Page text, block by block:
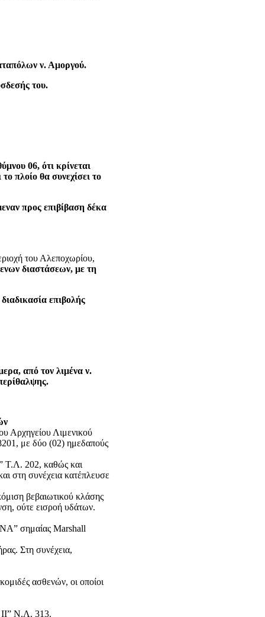
ν. Αμοργού.
του.
06, ότι κρίνεται
πλοίο θα συνεχίσει το
προς επιβίβαση δέκα
του Αλεποχωρίου,
διαστάσεων, με τη
επιβολής
από τον λιμένα ν.
Αρχηγείου Λιμενικού
με δύο (02) ημεδαπούς
202, καθώς και
συνέχεια κατέπλευσε
βεβαιωτικού κλάσης
ούτε εισροή υδάτων.
σημαίας Marshall
Στη συνέχεια,
ασθενών, οι οποίοι
Ν.Λ. 313.